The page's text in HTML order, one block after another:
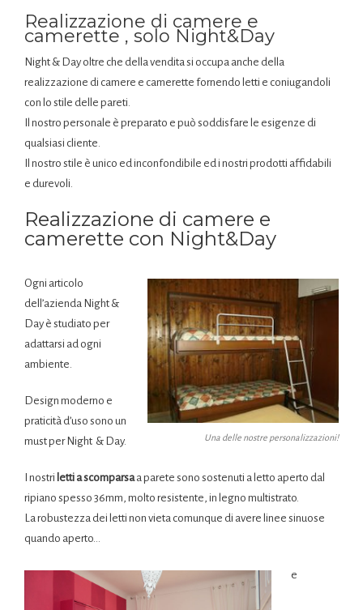
Realizzazione di camere e
camerette , solo Night&Day
Night & Day oltre che della vendita si occupa anche della
realizzazione di camere e camerette fornendo letti e coniugandoli
con lo stile delle pareti.
Il nostro personale è preparato e può soddisfare le esigenze di
qualsiasi cliente.
Il nostro stile è unico ed inconfondibile ed i nostri prodotti affidabili
e durevoli.
Realizzazione di camere e
camerette con Night&Day
Una delle nostre personalizzazioni!
Ogni articolo
dell’azienda Night &
Day è studiato per
adattarsi ad ogni
ambiente.
Design moderno e
praticità d’uso sono un
must per Night & Day.
I nostri letti a scomparsaa parete sono sostenuti a letto aperto dal
ripiano spesso 36mm, molto resistente, in legno multistrato.
La robustezza dei letti non vieta comunque di avere linee sinuose
quando aperto…
e